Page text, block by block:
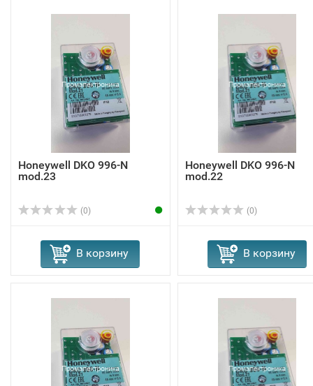
Honeywell DKO 996-N
mod.23
(0)
В корзину
Honeywell DKO 996-N
mod.22
(0)
В корзину